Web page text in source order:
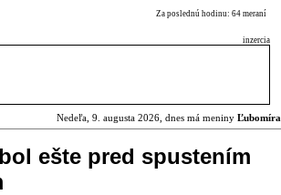
Za poslednú hodinu: 64 meraní
inzercia
Nedeľa, 9. augusta 2026, dnes má meniny Ľubomíra
ešte pred spustením